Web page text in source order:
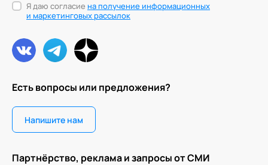
Есть вопросы или предложения?
Напишите нам
Партнёрство, реклама и запросы от СМИ
Я даю согласие на получение информационных
и маркетинговых рассылок